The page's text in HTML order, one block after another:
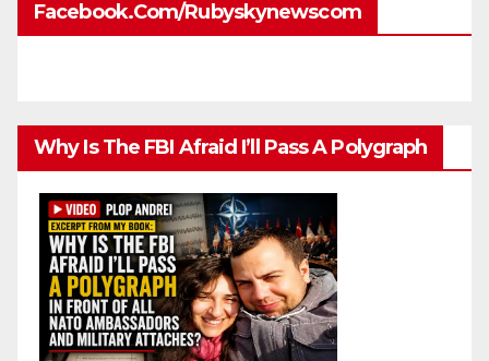
Facebook.com/rubyskynewscom
Why Is The FBI Afraid I’ll Pass A Polygraph